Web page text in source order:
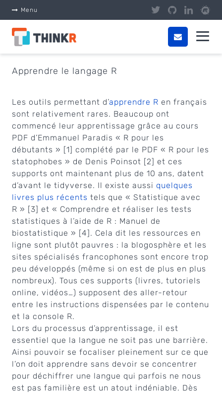
Menu
Apprendre le langage R
Les outils permettant d’apprendre R en français
sont relativement rares. Beaucoup ont
commencé leur apprentissage grâce au cours
PDF d’Emmanuel Paradis « R pour les
débutants » [1] complété par le PDF « R pour les
statophobes » de Denis Poinsot [2] et ces
supports ont maintenant plus de 10 ans, datent
d’avant le tidyverse. Il existe aussi quelques
livres plus récents tels que « Statistique avec
R » [3] et « Comprendre et réaliser les tests
statistiques à l’aide de R : Manuel de
biostatistique » [4]. Cela dit les ressources en
ligne sont plutôt pauvres : la blogosphère et les
sites spécialisés francophones sont encore trop
peu développés (même si on est de plus en plus
nombreux). Tous ces supports (livres, tutoriels
online, vidéos…) supposent des aller-retour
entre les instructions dispensées par le contenu
et la console R.
Lors du processus d’apprentissage, il est
essentiel que la langue ne soit pas une barrière.
Ainsi pouvoir se focaliser pleinement sur ce que
l’on doit apprendre sans devoir se concentrer
pour déchiffrer une langue qui parfois ne nous
est pas familière est un atout indéniable. Dès
Panneau de gestion des cookies